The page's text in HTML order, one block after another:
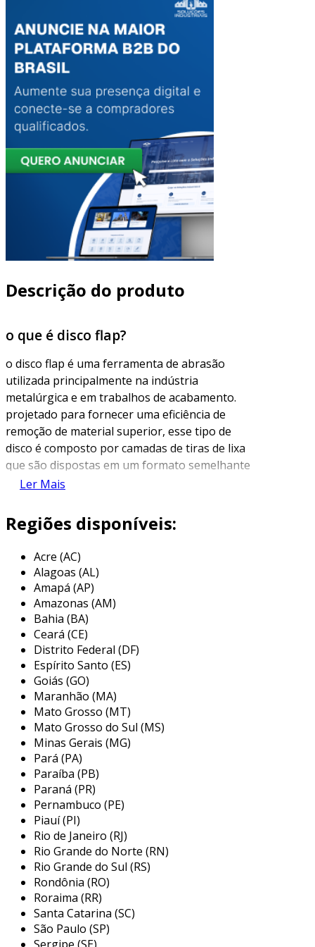
Descrição do produto
o que é disco flap?
o disco flap é uma ferramenta de abrasão
utilizada principalmente na indústria
metalúrgica e em trabalhos de acabamento.
projetado para fornecer uma eficiência de
remoção de material superior, esse tipo de
disco é composto por camadas de tiras de lixa
que são dispostas em um formato semelhante
a de samambaia, permitindo uma superfície de
pressão durante o uso. essa estrutura
proporciona um acabamento mais suave e
eficiente em comparação com discos abrasivos
tradicionais.
os discos flap são especialmente eficazes em
operações de desbaste, desbaste leve e
acabamentos finais em superfícies metálicas,
madeira e plásticos. a versatilidade desse tipo
de disco faz com que seja amplamente utilizado
em indústrias, oficinas de marcenaria e
montagem, além de em aplicações automotivas,
onde a qualidade do acabamento é crucial.
principais aplicações do disco flap
o disco flap pode ser utilizado em uma
variedade de aplicações que exigem
acabamento e remoção de material. sua
estrutura especializada permite que ele seja
adaptável para diferentes superfícies e
materiais. algumas das principais aplicações
incluem:
trabalhos em metal:
utilizado para remover rebarbas,
oxidações e ferrugens em superfícies
Ler Mais
Regiões disponíveis:
Acre (AC)
Alagoas (AL)
Amapá (AP)
Amazonas (AM)
Bahia (BA)
Ceará (CE)
Distrito Federal (DF)
Espírito Santo (ES)
Goiás (GO)
Maranhão (MA)
Mato Grosso (MT)
Mato Grosso do Sul (MS)
Minas Gerais (MG)
Pará (PA)
Paraíba (PB)
Paraná (PR)
Pernambuco (PE)
Piauí (PI)
Rio de Janeiro (RJ)
Rio Grande do Norte (RN)
Rio Grande do Sul (RS)
Rondônia (RO)
Roraima (RR)
Santa Catarina (SC)
São Paulo (SP)
Sergipe (SE)